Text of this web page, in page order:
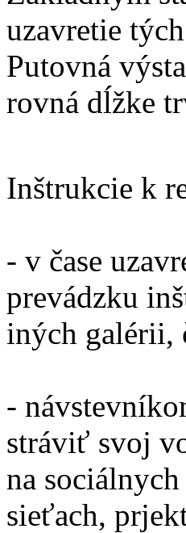
uzavretie
Putovná
rovná dĺžke
Inštrukcie k
- v čase
prevádzku
iných galérii,
-
stráviť svoj
na
sieťach,